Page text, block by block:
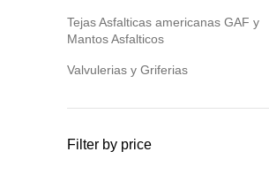
Tejas Asfalticas americanas GAF y
Mantos Asfalticos
Valvulerias y Griferias
Filter by price